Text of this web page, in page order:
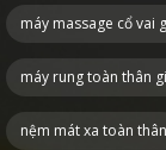
máy massage cổ vai
máy rung toàn thân
nệm mát xa toàn thân